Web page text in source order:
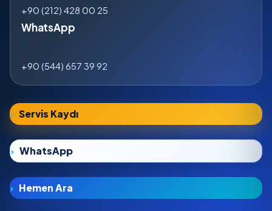
+90 (212) 428 00 25
WhatsApp
+90 (544) 657 39 92
Servis Kaydı
WhatsApp
Hemen Ara